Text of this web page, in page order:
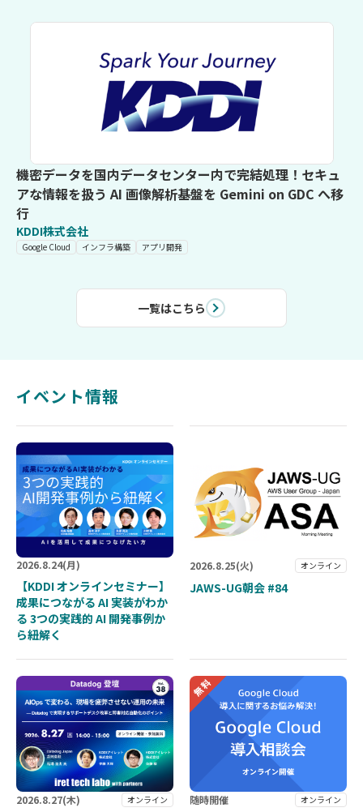
機密データを国内データセンター内で完結処理！セキュ
アな情報を扱う AI 画像解析基盤を Gemini on GDC へ移
行
KDDI株式会社
Google Cloud インフラ構築 アプリ開発
一覧はこちら
イベント情報
2026.8.24(月)
【KDDI オンラインセミナー】
成果につながる AI 実装がわか
る 3つの実践的 AI 開発事例か
ら紐解く
2026.8.25(火) オンライン
JAWS-UG朝会 #84
2026.8.27(木) オンライン 随時開催 オンライン